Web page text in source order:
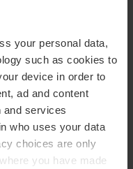
your personal data,
such as cookies to
device in order to
ad and content
and services
who uses your data
choices are only
you have made
van hoge
of bent u op zoek naar
staat? Neem dan
(livechat, e-mail of